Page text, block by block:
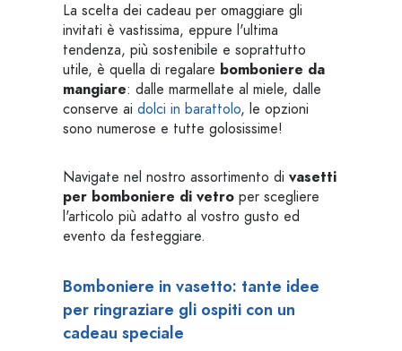
La scelta dei cadeau per omaggiare gli
invitati è vastissima, eppure l'ultima
tendenza, più sostenibile e soprattutto
utile, è quella di regalare bomboniere da
mangiare: dalle marmellate al miele, dalle
conserve ai dolci in barattolo, le opzioni
sono numerose e tutte golosissime!
Navigate nel nostro assortimento di vasetti
per bomboniere di vetro per scegliere
l'articolo più adatto al vostro gusto ed
evento da festeggiare.
Bomboniere in vasetto: tante idee
per ringraziare gli ospiti con un
cadeau speciale